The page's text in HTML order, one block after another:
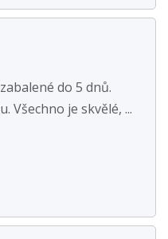
do 5 dnů.
Všechno je skvělé, ...